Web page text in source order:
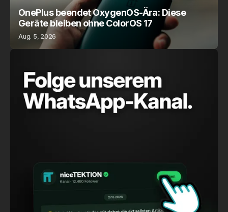
OnePlus beendet OxygenOS-Ära: Diese
Geräte bleiben ohne ColorOS 17
Aug. 5, 2026